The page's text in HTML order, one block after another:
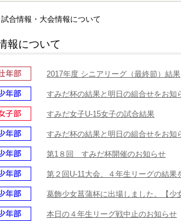
試合情報・大会情報について
報について
2017年度 シニアリーグ（最終節）結果
すみだ杯の結果と明日の組合せをお知
すみだ女子U-15女子の試合結果
すみだ杯の結果と明日の組合せをお知
第1８回 すみだ杯開催のお知らせ
第２回U-11大会、４年生リーグの結果
葛飾少女菖蒲杯に出場しました。【少
本日の４年生リーグ戦中止のお知らせ